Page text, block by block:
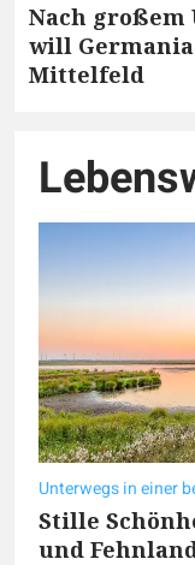
Nach großem
will
Mittelfeld
Unterwegs in einer
Stille
und